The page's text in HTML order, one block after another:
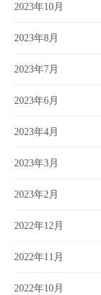
2023年10月
2023年8月
2023年7月
2023年6月
2023年4月
2023年3月
2023年2月
2022年12月
2022年11月
2022年10月